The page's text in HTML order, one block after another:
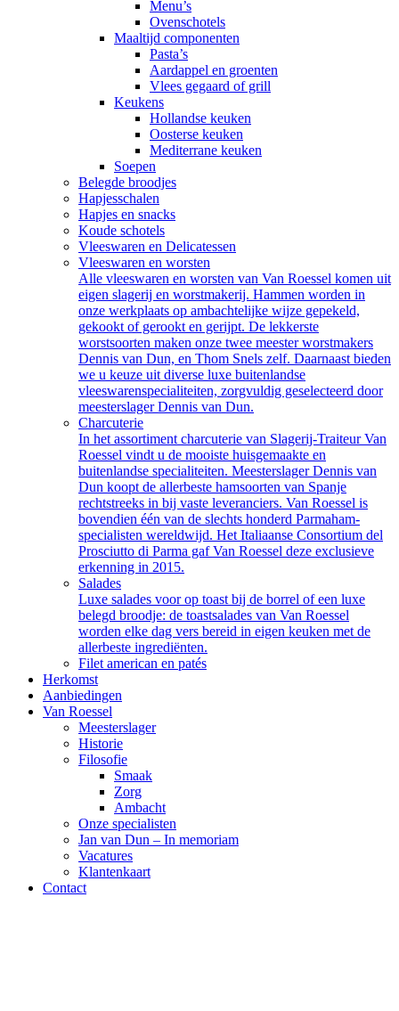
Menu’s
Ovenschotels
Maaltijd componenten
Pasta’s
Aardappel en groenten
Vlees gegaard of grill
Keukens
Hollandse keuken
Oosterse keuken
Mediterrane keuken
Soepen
Belegde broodjes
Hapjesschalen
Hapjes en snacks
Koude schotels
Vleeswaren en Delicatessen
Vleeswaren en worsten
Alle vleeswaren en worsten van Van Roessel komen uit
eigen slagerij en worstmakerij. Hammen worden in
onze werkplaats op ambachtelijke wijze gepekeld,
gekookt of gerookt en gerijpt. De lekkerste
worstsoorten maken onze twee meester worstmakers
Dennis van Dun, en Thom Snels zelf. Daarnaast bieden
we u keuze uit diverse luxe buitenlandse
vleeswarenspecialiteiten, zorgvuldig geselecteerd door
meesterslager Dennis van Dun.
Charcuterie
In het assortiment charcuterie van Slagerij-Traiteur Van
Roessel vindt u de mooiste huisgemaakte en
buitenlandse specialiteiten. Meesterslager Dennis van
Dun koopt de allerbeste hamsoorten van Spanje
rechtstreeks in bij vaste leveranciers. Van Roessel is
bovendien één van de slechts honderd Parmaham-
specialisten wereldwijd. Het Italiaanse Consortium del
Prosciutto di Parma gaf Van Roessel deze exclusieve
erkenning in 2015.
Salades
Luxe salades voor op toast bij de borrel of een luxe
belegd broodje: de toastsalades van Van Roessel
worden elke dag vers bereid in eigen keuken met de
allerbeste ingrediënten.
Filet american en patés
Herkomst
Aanbiedingen
Van Roessel
Meesterslager
Historie
Filosofie
Smaak
Zorg
Ambacht
Onze specialisten
Jan van Dun – In memoriam
Vacatures
Klantenkaart
Contact